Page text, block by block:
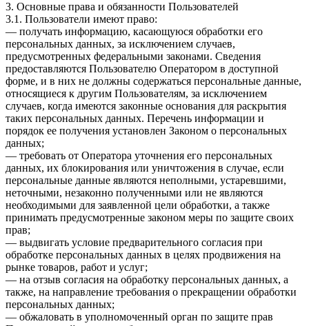
3. Основные права и обязанности Пользователей
3.1. Пользователи имеют право:
— получать информацию, касающуюся обработки его
персональных данных, за исключением случаев,
предусмотренных федеральными законами. Сведения
предоставляются Пользователю Оператором в доступной
форме, и в них не должны содержаться персональные данные,
относящиеся к другим Пользователям, за исключением
случаев, когда имеются законные основания для раскрытия
таких персональных данных. Перечень информации и
порядок ее получения установлен Законом о персональных
данных;
— требовать от Оператора уточнения его персональных
данных, их блокирования или уничтожения в случае, если
персональные данные являются неполными, устаревшими,
неточными, незаконно полученными или не являются
необходимыми для заявленной цели обработки, а также
принимать предусмотренные законом меры по защите своих
прав;
— выдвигать условие предварительного согласия при
обработке персональных данных в целях продвижения на
рынке товаров, работ и услуг;
— на отзыв согласия на обработку персональных данных, а
также, на направление требования о прекращении обработки
персональных данных;
— обжаловать в уполномоченный орган по защите прав